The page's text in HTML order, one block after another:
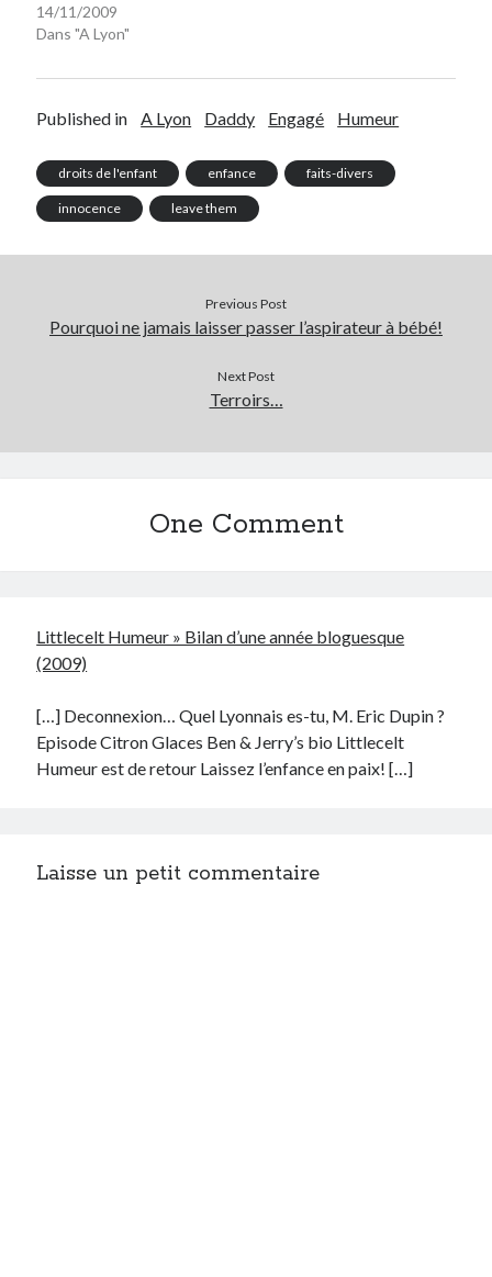
14/11/2009
Dans "A Lyon"
Published in A Lyon Daddy Engagé Humeur
droits de l'enfant enfance faits-divers
innocence leave them
Previous Post
Pourquoi ne jamais laisser passer l’aspirateur à bébé!
Next Post
Terroirs…
One Comment
Littlecelt Humeur » Bilan d’une année bloguesque
(2009)
[…] Deconnexion… Quel Lyonnais es-tu, M. Eric Dupin ?
Episode Citron Glaces Ben & Jerry’s bio Littlecelt
Humeur est de retour Laissez l’enfance en paix! […]
Laisse un petit commentaire